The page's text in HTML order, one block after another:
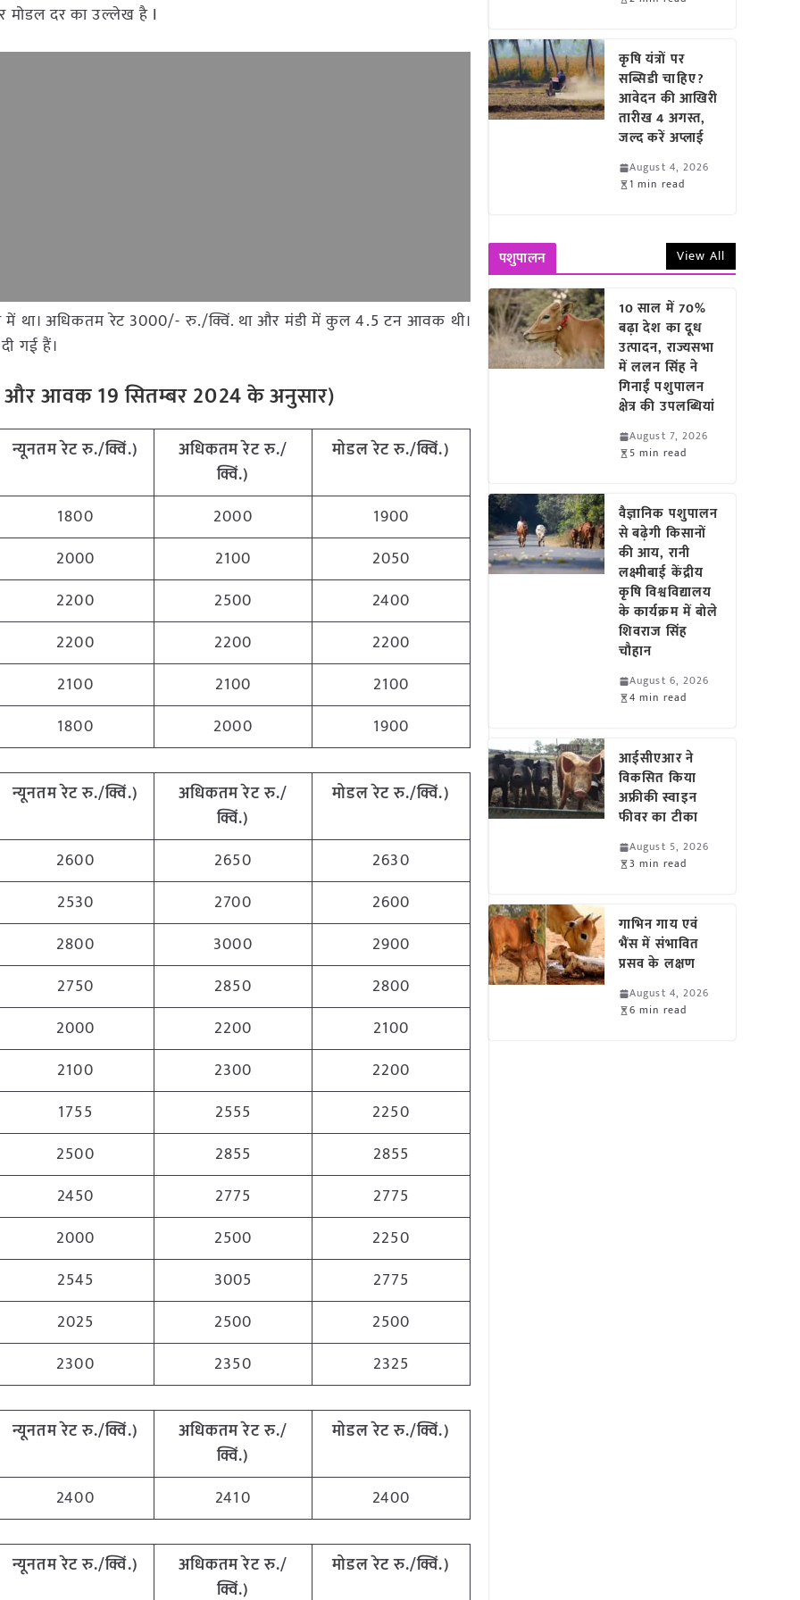
मोडल दर का उल्लेख है I
में था। अधिकतम रेट 3000/- रु./क्विं. था और मंडी में कुल 4.5 टन आवक थी।
गई हैं।
औरआवक19सितम्बर2024केअनुसार)
न्यूनतमरेटरु./क्विं.) अधिकतमरेटरु./
क्विं.)
मोडलरेटरु./क्विं.)
1800 2000
1900
2000
2100
2050
2200
2500
2400
2200
2200
2200
2100
2100
2100
1800
2000 1900
न्यूनतमरेटरु./क्विं.) अधिकतमरेटरु./
क्विं.)
मोडलरेटरु./क्विं.)
2600 2650
2630
2530
2700
2600
2800
3000
2900
2750
2850
2800
2000
2200
2100
2100
2300
2200
1755
2555
2250
2500
2855
2855
2450
2775
2775
2000
2500
2250
2545
3005
2775
2025
2500
2500
2300
2350 2325
न्यूनतमरेटरु./क्विं.) अधिकतमरेटरु./
क्विं.)
मोडलरेटरु./क्विं.)
2400 2410 2400
न्यूनतमरेटरु./क्विं.) अधिकतमरेटरु./
क्विं.)
मोडलरेटरु./क्विं.)
कृषि यंत्रों पर
सब्सिडी चाहिए?
आवेदन की आखिरी
तारीख 4 अगस्त,
जल्द करें अप्लाई
August 4, 2026
1 min read
पशुपालन View All
10 साल में 70%
बढ़ा देश का दूध
उत्पादन, राज्यसभा
में ललन सिंह ने
गिनाईं पशुपालन
क्षेत्र की उपलब्धियां
August 7, 2026
5 min read
वैज्ञानिक पशुपालन
से बढ़ेगी किसानों
की आय, रानी
लक्ष्मीबाई केंद्रीय
कृषि विश्वविद्यालय
के कार्यक्रम में बोले
शिवराज सिंह
चौहान
August 6, 2026
4 min read
आईसीएआर ने
विकसित किया
अफ्रीकी स्वाइन
फीवर का टीका
August 5, 2026
3 min read
गाभिन गाय एवं
भैंस में संभावित
प्रसव के लक्षण
August 4, 2026
6 min read